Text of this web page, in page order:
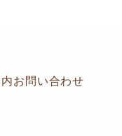
お問い合わせ